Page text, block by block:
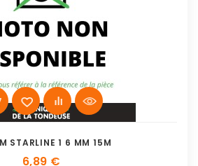
STARLINE 1 6 MM 15M
6,89 €